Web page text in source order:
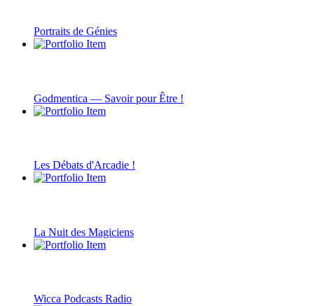
Portraits de Génies
Godmentica — Savoir pour Être !
Les Débats d'Arcadie !
La Nuit des Magiciens
Wicca Podcasts Radio